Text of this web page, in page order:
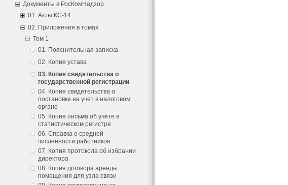
Документы в РосКомНадзор
01. Акты КС-14
02. Приложения в томах
Том 1
01. Пояснительная записка
02. Копия устава
03. Копия свидетельства о
государственной регистрации
04. Копия свидетельства о
постановке на учет в налоговом
органе
05. Копия письма об учёте в
статистическом регистре
06. Справка о средней
численности работников
07. Копия протокола об избрании
директора
08. Копия договора аренды
помещения для узла связи